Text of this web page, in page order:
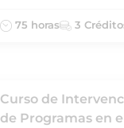
75 horas 3
Curso de
de Programas en